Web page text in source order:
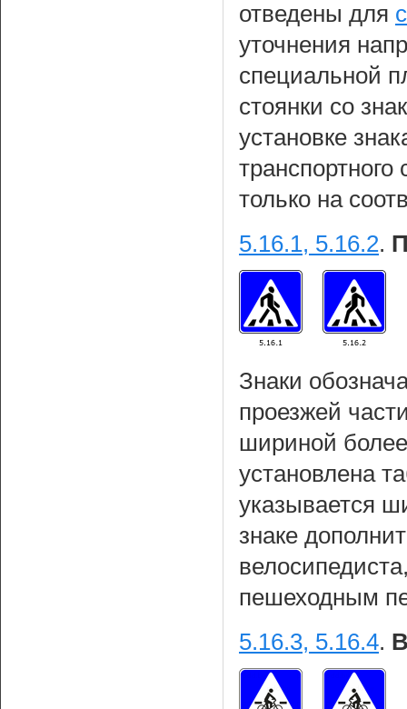
отведены для
уточнения
специальной
стоянки со
установке
транспортного
только на
5.16.1, 5.16.2.
Знаки
проезжей
шириной
установлена
указывается
знаке
пешеходным
5.16.3, 5.16.4.